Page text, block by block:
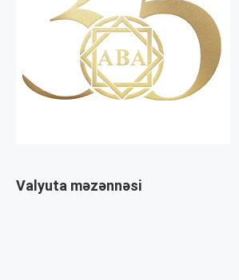
Valyuta məzənnəsi